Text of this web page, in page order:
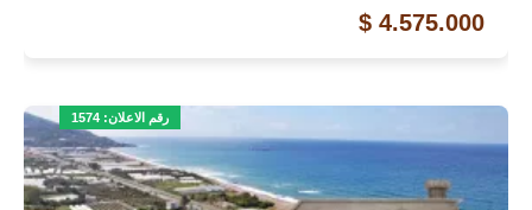
4.575.000 $
رقم الاعلان: 1574